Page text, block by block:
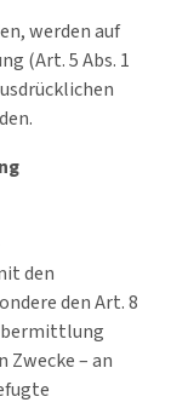
werden auf
(Art. 5 Abs. 1
den
den Art. 8
Zwecke – an